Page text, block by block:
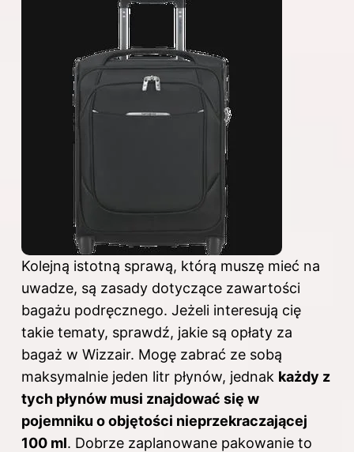
Kolejną istotną sprawą, którą muszę mieć na
uwadze, są zasady dotyczące zawartości
bagażu podręcznego. Jeżeli interesują cię
takie tematy, sprawdź, jakie są opłaty za
bagaż w Wizzair. Mogę zabrać ze sobą
maksymalnie jeden litr płynów, jednak każdy z
tych płynów musi znajdować się w
pojemniku o objętości nieprzekraczającej
100 ml. Dobrze zaplanowane pakowanie to